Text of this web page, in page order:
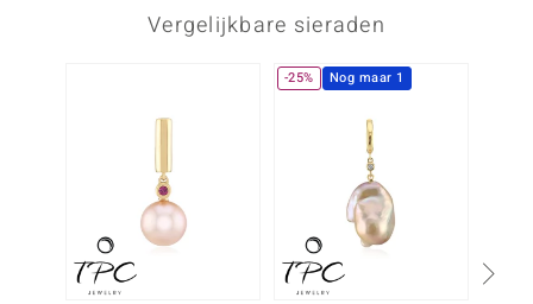
Vergelijkbare sieraden
-25% Nog maar 1